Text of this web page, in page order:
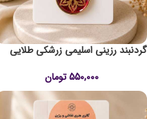
گردنبند رزینی اسلیمی زرشکی طلایی
550,000 تومان